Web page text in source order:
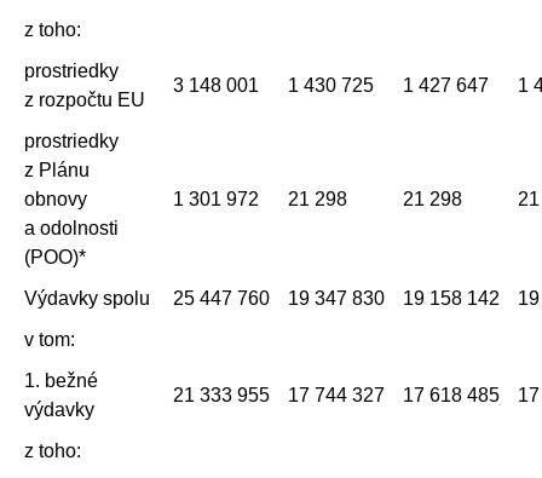
z toho:
prostriedky
z rozpočtu EU
3 148 001 1 430 725 1 427 647 1
prostriedky
z Plánu
obnovy
a odolnosti
(POO)*
1 301 972 21 298 21 298
Výdavky spolu 25 447 760 19 347 830 19 158 142
v tom:
1. bežné
výdavky
21 333 955 17 744 327 17 618 485
z toho: